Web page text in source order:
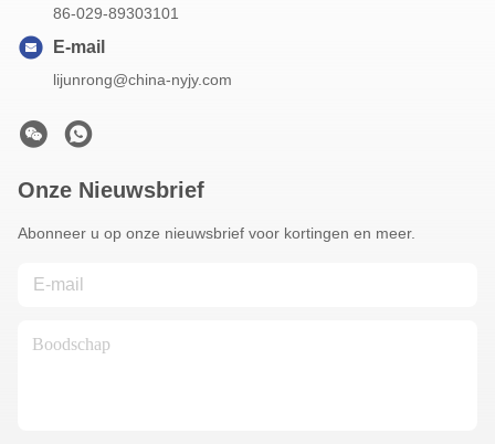
86-029-89303101
E-mail
lijunrong@china-nyjy.com
Onze Nieuwsbrief
Abonneer u op onze nieuwsbrief voor kortingen en meer.